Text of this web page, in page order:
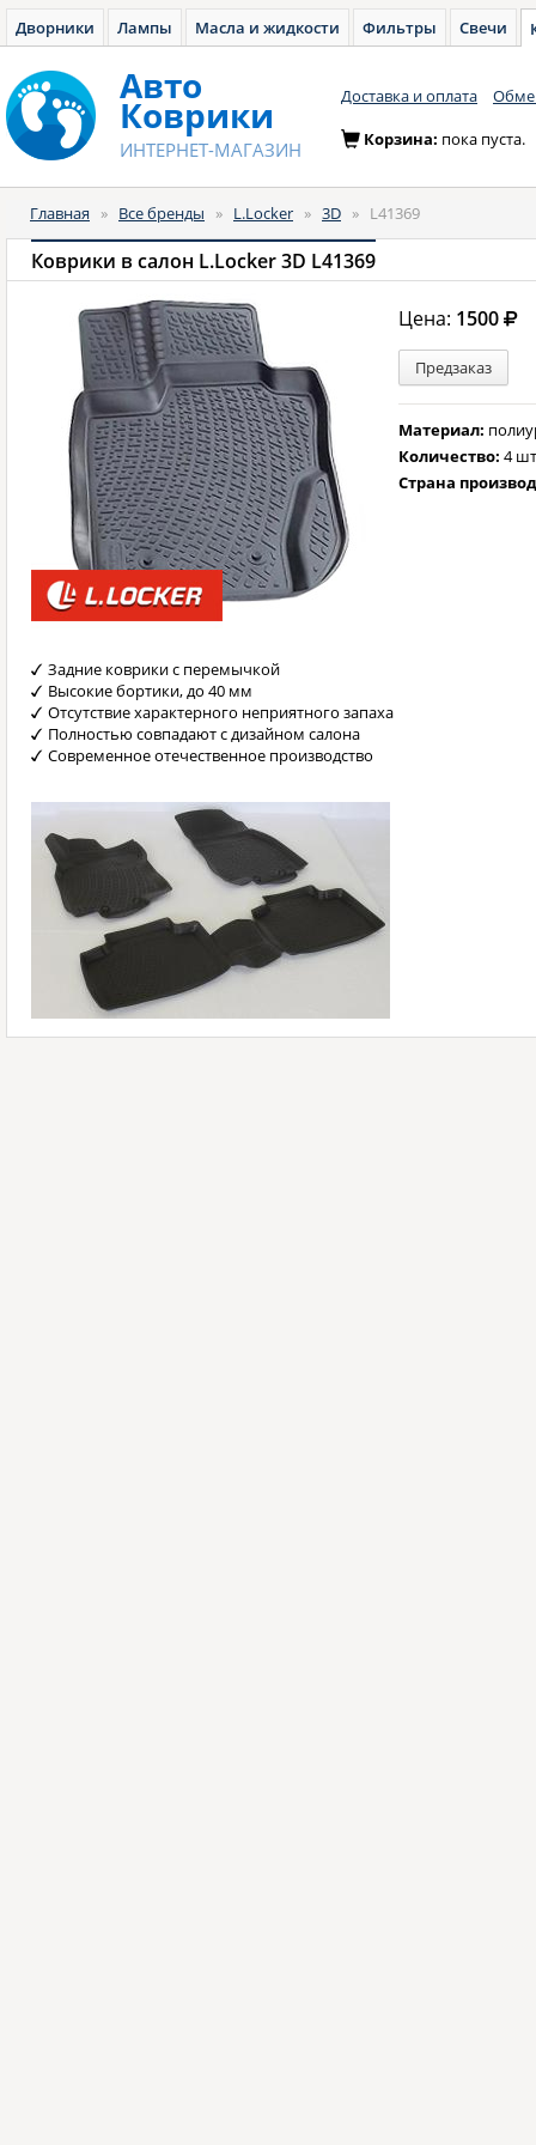
Дворники Лампы Масла и жидкости Фильтры Свечи
Авто
Коврики
ИНТЕРНЕТ-МАГАЗИН
Доставка и оплата
Корзина: пока пуста.
Главная » Все бренды » L.Locker » 3D » L41369
Коврики в салон L.Locker 3D L41369
Цена: 1500
Предзаказ
Материал:
Количество:4
Страна
Задние коврики с перемычкой
Высокие бортики, до 40 мм
Отсутствие характерного неприятного запаха
Полностью совпадают с дизайном салона
Современное отечественное производство